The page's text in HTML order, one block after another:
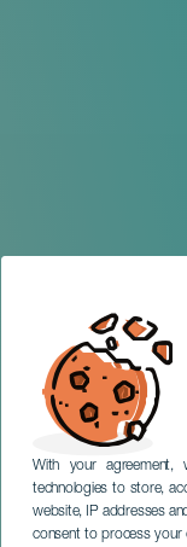
With your
technologies to store,
website, IP addresses
consent to process your
ТЕНЕРИФЕ